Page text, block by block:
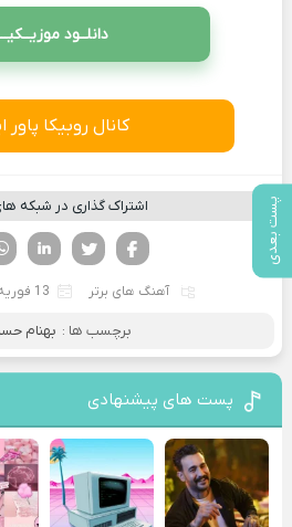
پست بعدی
دانلــود
کانال روبیکا پاور
اشتراک گذاری در شبکه
تویتر
فیسوک
آهنگ های برتر 13 فوریه 2024
برچسب ها : بهنام
پست های پیشنهادی